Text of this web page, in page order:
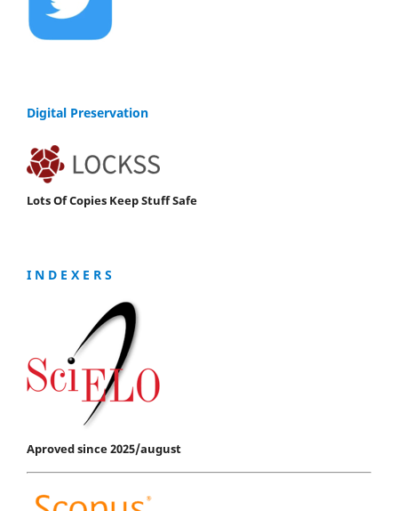
Digital Preservation
Lots Of Copies Keep Stuff Safe
I N D E X E R S
Aproved since 2025/august